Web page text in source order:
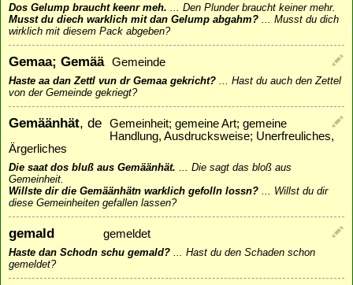
Dos Gelump braucht keenr meh.
Den Plunder braucht keiner mehr.
Musst du diech warklich mit dan Gelump abgahm?
Musst du dich
wirklich mit diesem Pack abgeben?
Gemaa; Gemää Gemeinde
Haste aa dan Zettl vun dr Gemaa gekricht?
Hast du auch den Zettel
von der Gemeinde gekriegt?
Gemäänhät, de
Gemeinheit; gemeine Art; gemeine
Handlung, Ausdrucksweise; Unerfreuliches,
Ärgerliches
Die saat dos bluß aus Gemäänhät.
Die sagt das bloß aus
Gemeinheit.
Willste dir die Gemäänhätn warklich gefolln lossn?
Willst du dir
diese Gemeinheiten gefallen lassen?
gemald gemeldet
Haste dan Schodn schu gemald?
Hast du den Schaden schon
gemeldet?